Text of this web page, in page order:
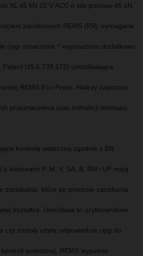
XL 45 kN 22 V ACC o sile posuwu 45 kN,
zaciskowych REMS (PR) wymagana
cęgi oznaczone * wyposażono dodatkowo
Patent US 6,739,172) umożliwiające
REMS Eco-Press. Należy zapoznać
przeznaczenia oraz instrukcji montażu
kontrolę wsteczną zgodnie z EN
z konturami P, M, V, SA, B, RN i UP mają
zaciskania, które po procesie zaciskania
kształtce. Umożliwia to użytkownikowi
czy zostały użyte odpowiednie cęgi do
wstecznej, REMS wypełnia